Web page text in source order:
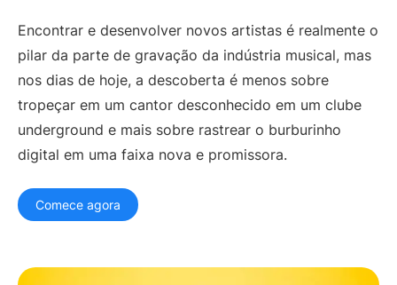
YouTube
TikTok
CASOS DE USO
Gerentes de Artistas
Encontrar e desenvolver novos artistas é realmente o
pilar da parte de gravação da indústria musical, mas
nos dias de hoje, a descoberta é menos sobre
tropeçar em um cantor desconhecido em um clube
underground e mais sobre rastrear o burburinho
digital em uma faixa nova e promissora.
Comece agora